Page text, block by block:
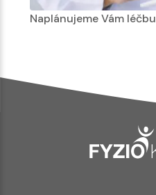
Naplánujeme Vám léčbu